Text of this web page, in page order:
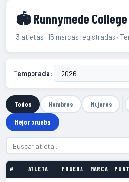
🏟 Runnymede College
3 atletas · 15 marcas registradas ·
Temporada:
Todos Hombres Mujeres
Mejor prueba
# ATLETA PRUEBA MARCA